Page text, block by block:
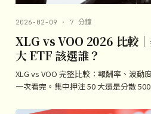
2026-02-09 · 7 分鐘
XLG vs VOO 2026 比較
大 ETF 該選誰？
XLG vs VOO 完整比較：報酬率、波動
一次看完。集中押注 50 大還是分散